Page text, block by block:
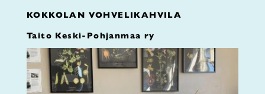
KOKKOLAN VOHVELIKAHVILA
Taito Keski-Pohjanmaa ry